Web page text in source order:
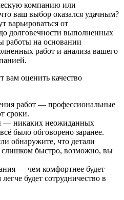
компанию или
ваш выбор оказался удачным?
варьироваться от
долговечности выполненных
работы на основании
работ и анализа вашего
оценить качество
работ — профессиональные
сроки.
— никаких неожиданных
было обговорено заранее.
обнаружите, что детали
слишком быстро, возможно, вы
— чем комфортнее будет
будет сотрудничество в